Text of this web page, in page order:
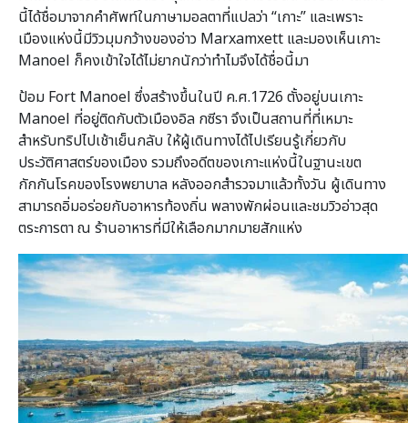
นี้ได้ชื่อมาจากคำศัพท์ในภาษามอลตาที่แปลว่า “เกาะ” และเพราะ
เมืองแห่งนี้มีวิวมุมกว้างของอ่าว Marxamxett และมองเห็นเกาะ
Manoel ก็คงเข้าใจได้ไม่ยากนักว่าทำไมจึงได้ชื่อนี้มา
ป้อม Fort Manoel ซึ่งสร้างขึ้นในปี ค.ศ.1726 ตั้งอยู่บนเกาะ
Manoel ที่อยู่ติดกับตัวเมืองอิล กซีรา จึงเป็นสถานที่ที่เหมาะ
สำหรับทริปไปเช้าเย็นกลับ ให้ผู้เดินทางได้ไปเรียนรู้เกี่ยวกับ
ประวัติศาสตร์ของเมือง รวมถึงอดีตของเกาะแห่งนี้ในฐานะเขต
กักกันโรคของโรงพยาบาล หลังออกสำรวจมาแล้วทั้งวัน ผู้เดินทาง
สามารถอิ่มอร่อยกับอาหารท้องถิ่น พลางพักผ่อนและชมวิวอ่าวสุด
ตระการตา ณ ร้านอาหารที่มีให้เลือกมากมายสักแห่ง